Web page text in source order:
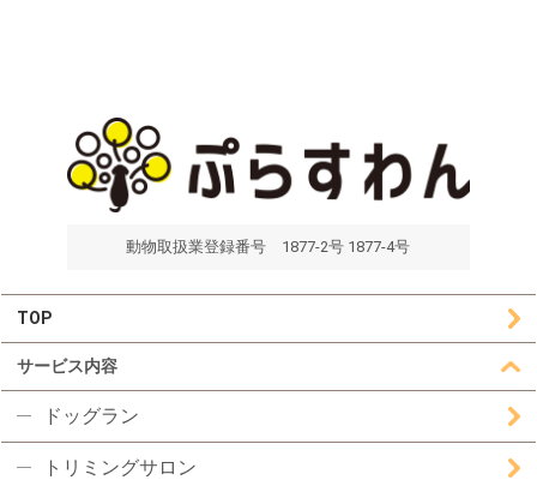
動物取扱業登録番号 1877-2号 1877-4号
TOP
サービス内容
ドッグラン
トリミングサロン